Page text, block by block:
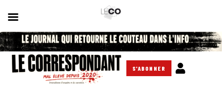
S'ABONNER